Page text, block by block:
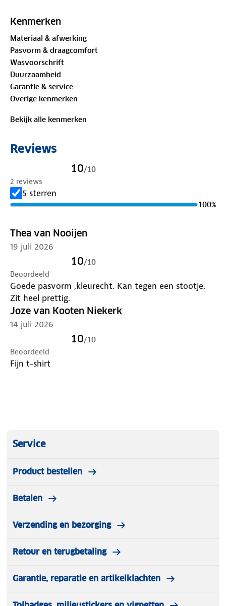
Materiaal
Is je kleding aan vervanging toe? Lever het in bij
onze winkels. Wij geven er een nieuwe bestemming
aan.
Kenmerken
Materiaal & afwerking
Pasvorm & draagcomfort
Wasvoorschrift
Duurzaamheid
Garantie & service
Overige kenmerken
Bekijk alle kenmerken
Reviews
10/10
2 reviews
5 sterren
100%
Thea van Nooijen
19 juli 2026
10/10
Beoordeeld
Goede pasvorm ,kleurecht. Kan tegen een stootje.
Zit heel prettig.
Joze van Kooten Niekerk
14 juli 2026
10/10
Beoordeeld
Fijn t-shirt
Service
Product bestellen
Betalen
Verzending en bezorging
Retour en terugbetaling
Garantie, reparatie en artikelklachten